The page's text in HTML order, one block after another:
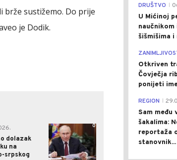
brže sustižemo. Do prije
je Dodik.
dolazak
na
srpskog
0
DRUŠTVO
U Mićinoj
naučnikom
šišmišima i
Otkriven
Čovječja
ponijeti
REGION
Sam među
šakalima:
reportaža
stanovnik...